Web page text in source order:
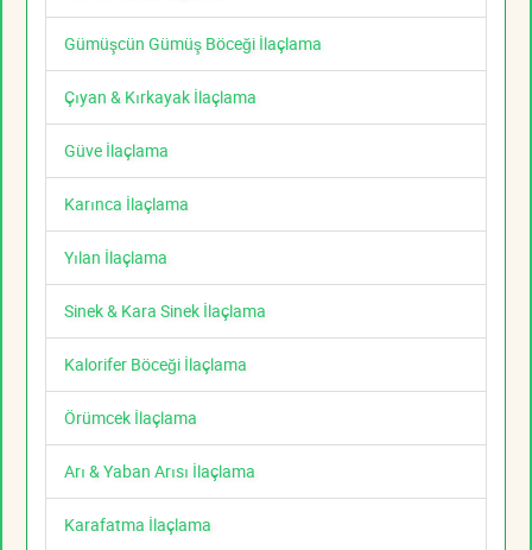
Gümüşcün Gümüş Böceği İlaçlama
Çıyan & Kırkayak İlaçlama
Güve İlaçlama
Karınca İlaçlama
Yılan İlaçlama
Sinek & Kara Sinek İlaçlama
Kalorifer Böceği İlaçlama
Örümcek İlaçlama
Arı & Yaban Arısı İlaçlama
Karafatma İlaçlama